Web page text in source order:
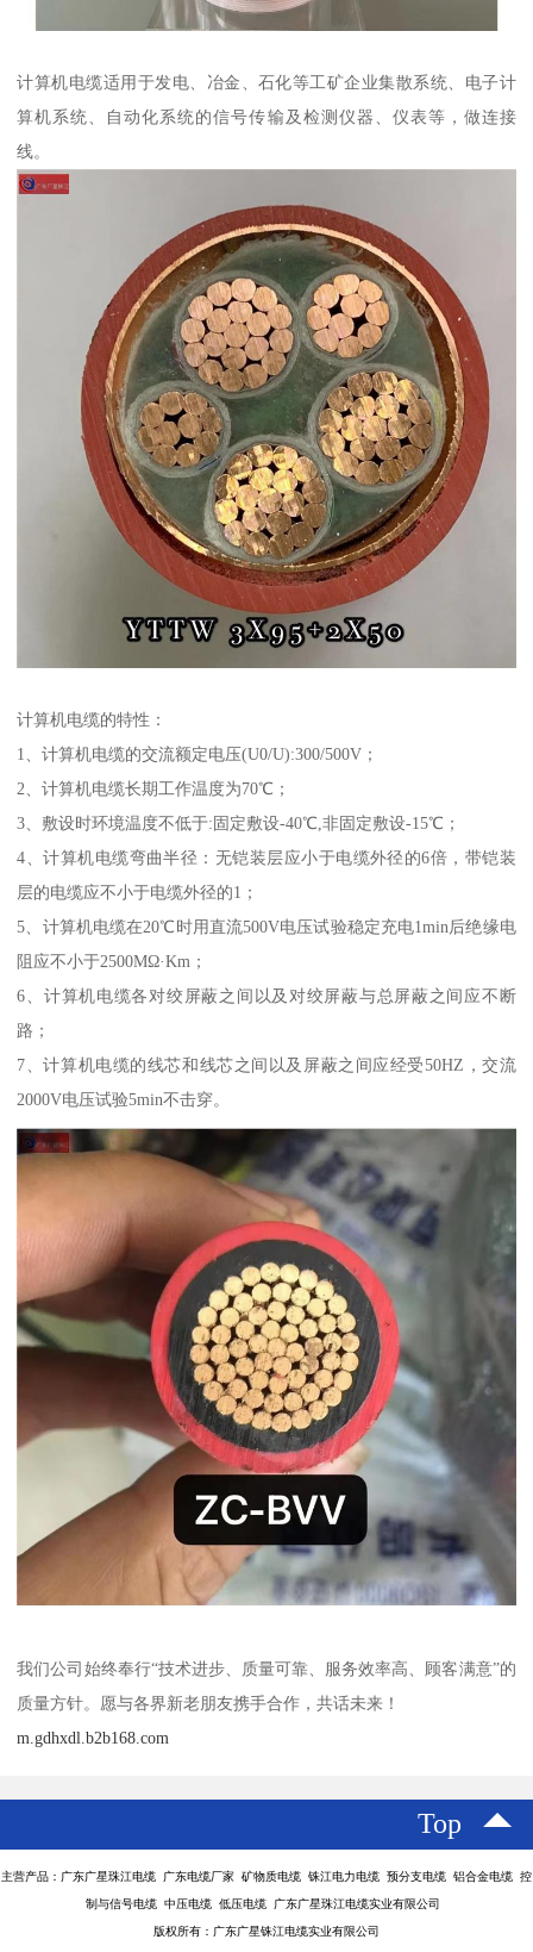
计算机电缆适用于发电、冶金、石化等工矿企业集散系统、电子计
算机系统、自动化系统的信号传输及检测仪器、仪表等，做连接
线。
计算机电缆的特性：
1、计算机电缆的交流额定电压(U0/U):300/500V；
2、计算机电缆长期工作温度为70℃；
3、敷设时环境温度不低于:固定敷设-40℃,非固定敷设-15℃；
4、计算机电缆弯曲半径：无铠装层应小于电缆外径的6倍，带铠装
层的电缆应不小于电缆外径的1；
5、计算机电缆在20℃时用直流500V电压试验稳定充电1min后绝缘电
阻应不小于2500MΩ·Km；
6、计算机电缆各对绞屏蔽之间以及对绞屏蔽与总屏蔽之间应不断
路；
7、计算机电缆的线芯和线芯之间以及屏蔽之间应经受50HZ，交流
2000V电压试验5min不击穿。
我们公司始终奉行“技术进步、质量可靠、服务效率高、顾客满意”的
质量方针。愿与各界新老朋友携手合作，共话未来！
m.gdhxdl.b2b168.com
Top
主营产品：广东广星珠江电缆 广东电缆厂家 矿物质电缆 铢江电力电缆 预分支电缆 铝合金电缆 控
制与信号电缆 中压电缆 低压电缆 广东广星珠江电缆实业有限公司
版权所有：广东广星铢江电缆实业有限公司